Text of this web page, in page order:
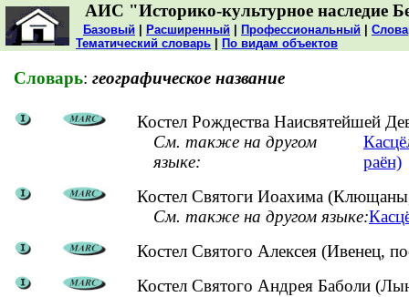
АИС "Историко-культурное наследие
Базовый Расширенный Профессиональный
Тематический словарь
По видам объектов
Словарь: географическое название
Костел Рождества Наисвятейшей
См. также на другом
языке:
раён)
Костел Святоги Иоахима
См. также на другом языке:
Костел Святого Алексея (Ивенец,
Костел Святого Андрея Баболи